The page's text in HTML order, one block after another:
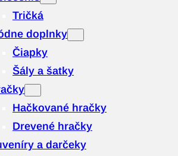
Tričká
doplnky
Čiapky
Šály a šatky
Hačkované hračky
Drevené hračky
a darčeky